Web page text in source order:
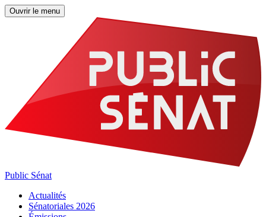
Ouvrir le menu
Public Sénat
Actualités
Sénatoriales 2026